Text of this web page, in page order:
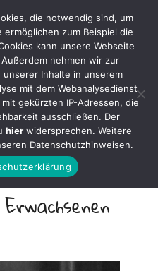
leben …
die notwendig sind, um
zum Beispiel die
kann unsere Webseite
nehmen wir zur
Inhalte in unserem
mit dem Webanalysedienst
gekürzten IP-Adressen, die
ausschließen. Der
hierwidersprechen. Weitere
Datenschutzhinweisen.